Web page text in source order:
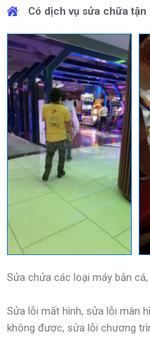
Có dịch vụ sửa chữa
Sửa chửa các loại máy bắn
Sửa lỗi mất hình, sửa lỗi màn
không được, sửa lỗi chương